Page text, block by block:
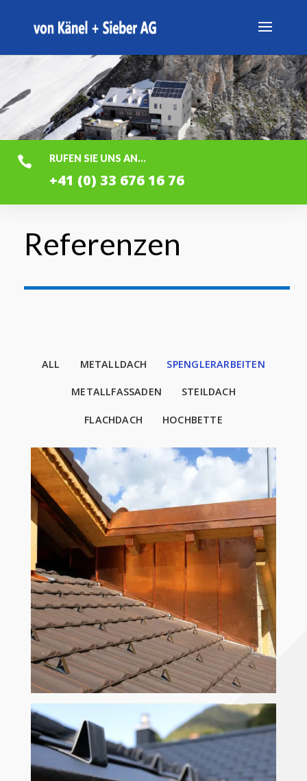
 RUFEN SIE UNS AN...
+41 (0) 33 676 16 76
Referenzen
ALL METALLDACH SPENGLERARBEITEN
METALLFASSADEN STEILDACH
FLACHDACH HOCHBETTE